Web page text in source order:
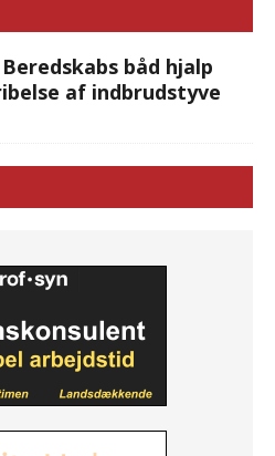
båd hjalp
af indbrudstyve